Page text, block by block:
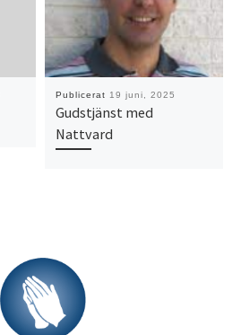
Publicerat 19 juni, 2025
Gudstjänst med
Nattvard